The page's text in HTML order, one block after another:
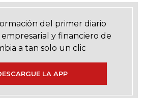
del primer diario
y financiero de
a tan solo un clic
LA APP